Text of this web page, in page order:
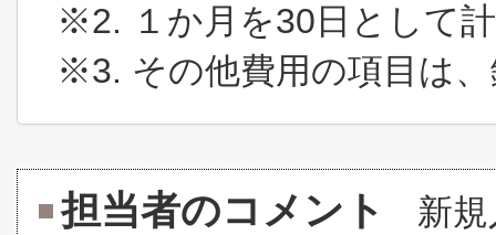
※2. １か月を30日として
※3. その他費用の項目は
担当者のコメント 新